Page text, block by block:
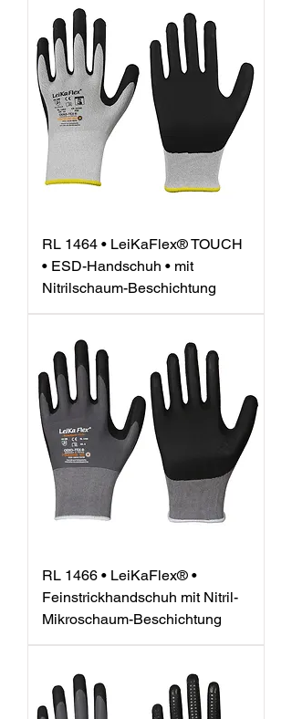
RL 1464 • LeiKaFlex® TOUCH
• ESD-Handschuh • mit
Nitrilschaum-Beschichtung
RL 1466 • LeiKaFlex® •
Feinstrickhandschuh mit Nitril-
Mikroschaum-Beschichtung